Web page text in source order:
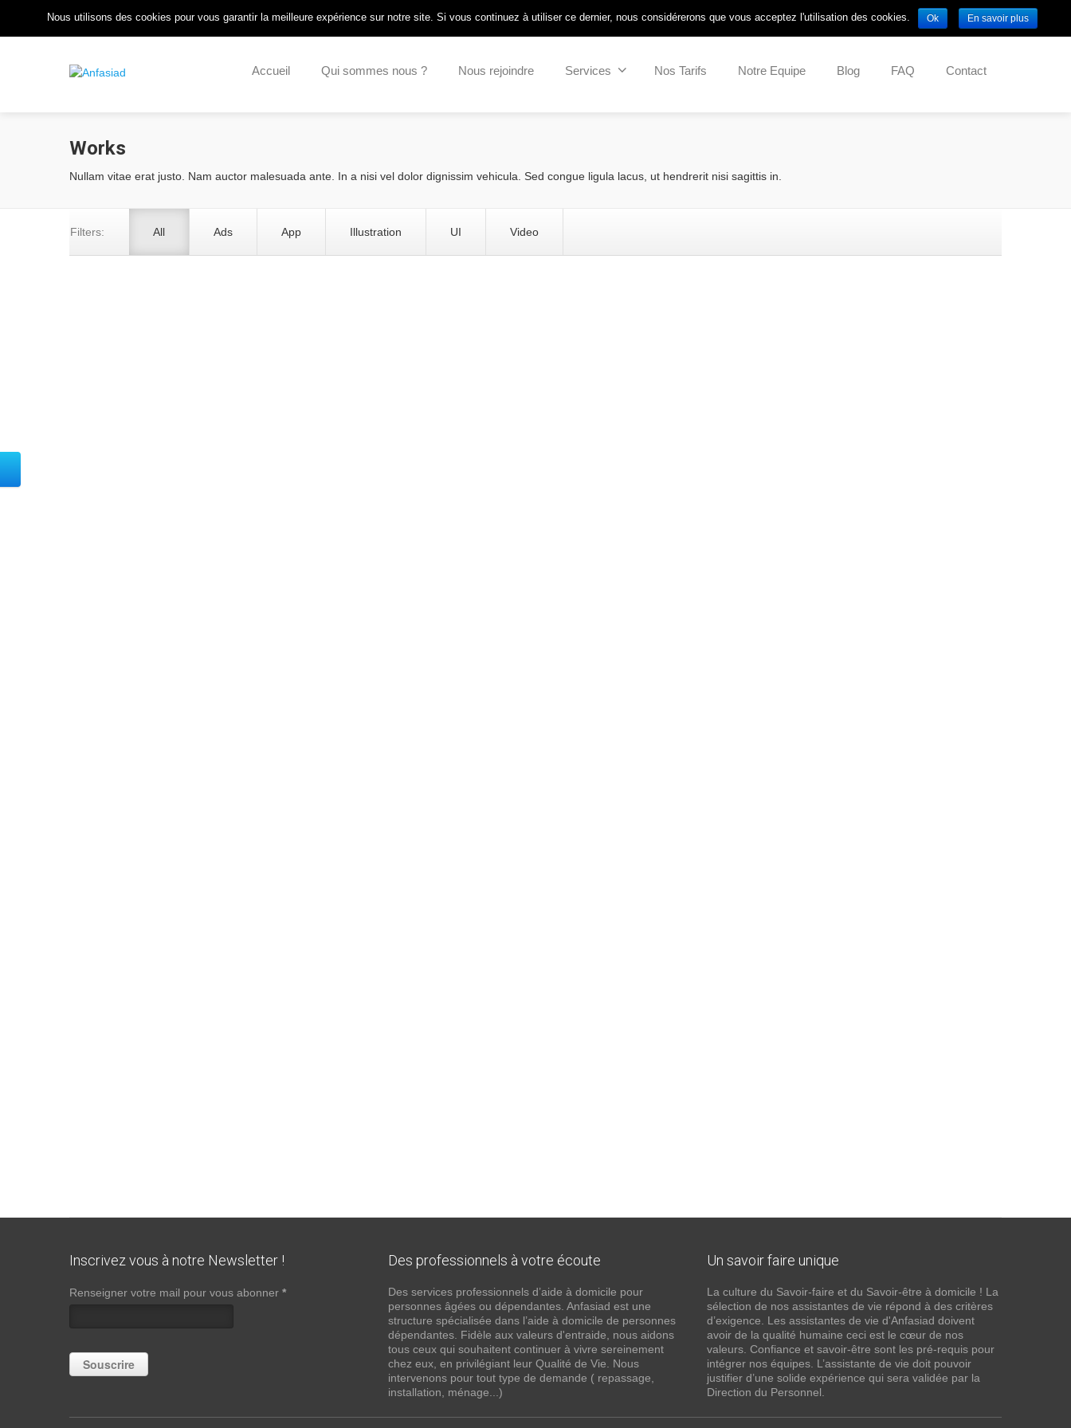
Pour nous Joindre : 05 57 55 14 57 / Nous Contacter / Connexion intranet / Pointeuse SSIAD
Accueil Qui sommes nous ? Nous rejoindre Services Nos Tarifs Notre Equipe Blog FAQ Contact
Works
Nullam vitae erat justo. Nam auctor malesuada ante. In a nisi vel dolor dignissim vehicula. Sed congue ligula lacus, ut hendrerit nisi sagittis in.
Filters: All Ads App Illustration UI Video
Inscrivez vous à notre Newsletter !
Renseigner votre mail pour vous abonner *
Des professionnels à votre écoute
Des services professionnels d’aide à domicile pour
personnes âgées ou dépendantes. Anfasiad est une
structure spécialisée dans l’aide à domicile de personnes
dépendantes. Fidèle aux valeurs d'entraide, nous aidons
tous ceux qui souhaitent continuer à vivre sereinement
chez eux, en privilégiant leur Qualité de Vie. Nous
intervenons pour tout type de demande ( repassage,
installation, ménage...)
Un savoir faire unique
La culture du Savoir-faire et du Savoir-être à domicile ! La
sélection de nos assistantes de vie répond à des critères
d’exigence. Les assistantes de vie d'Anfasiad doivent
avoir de la qualité humaine ceci est le cœur de nos
valeurs. Confiance et savoir-être sont les pré-requis pour
intégrer nos équipes. L’assistante de vie doit pouvoir
justifier d’une solide expérience qui sera validée par la
Direction du Personnel.
Nous utilisons des cookies pour vous garantir la meilleure expérience sur notre site. Si vous continuez à utiliser ce dernier, nous considérerons que vous acceptez l'utilisation des cookies. Ok En savoir plus